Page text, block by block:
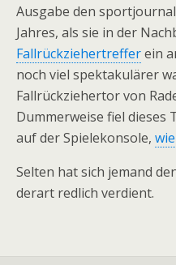
Ausgabe den
Jahres, als sie in der
Fallrückziehertrefferein
noch viel spektakulärer
Fallrückziehertor von
Dummerweise fiel dieses
auf der Spielekonsole,
Selten hat sich jemand
derart redlich verdient.